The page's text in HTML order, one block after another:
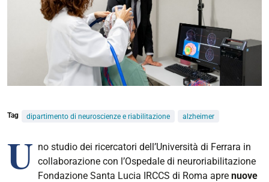
Tag dipartimento di neuroscienze e riabilitazione alzheimer
U no studio dei ricercatori dell’Università di Ferrara in
collaborazione con l’Ospedale di neuroriabilitazione
Fondazione Santa Lucia IRCCS di Roma apre nuove